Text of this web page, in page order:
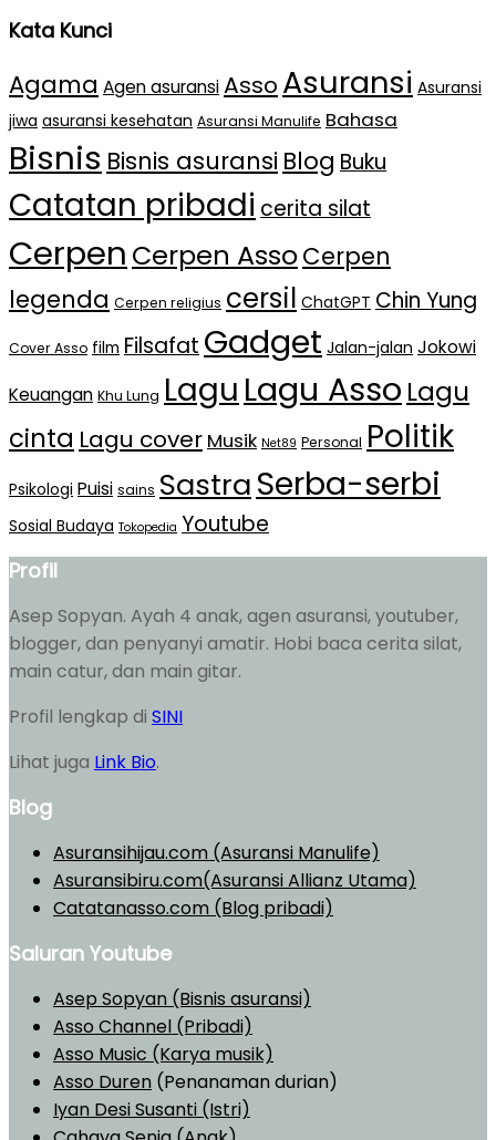
Kata Kunci
Agama Agen asuransiAsso Asuransi Asuransi
jiwa asuransi kesehatan Asuransi Manulife Bahasa
Bisnis Bisnis asuransi Blog Buku
Catatan pribadi cerita silat
Cerpen Cerpen AssoCerpen
legenda Cerpen religius cersil ChatGPT Chin Yung
Cover Asso film Filsafat Gadget Jalan-jalan Jokowi
Keuangan Khu Lung Lagu Lagu Asso Lagu
cinta Lagu cover Musik Net89 Personal Politik
Psikologi Puisi sains SastraSerba-serbi
Sosial Budaya Tokopedia Youtube
Profil
Asep Sopyan. Ayah 4 anak, agen asuransi, youtuber,
blogger, dan penyanyi amatir. Hobi baca cerita silat,
main catur, dan main gitar.
Profil lengkap di SINI
Lihat juga Link Bio.
Blog
Asuransihijau.com (Asuransi Manulife)
Asuransibiru.com(Asuransi Allianz Utama)
Catatanasso.com (Blog pribadi)
Saluran Youtube
Asep Sopyan (Bisnis asuransi)
Asso Channel (Pribadi)
Asso Music (Karya musik)
Asso Duren (Penanaman durian)
Iyan Desi Susanti (Istri)